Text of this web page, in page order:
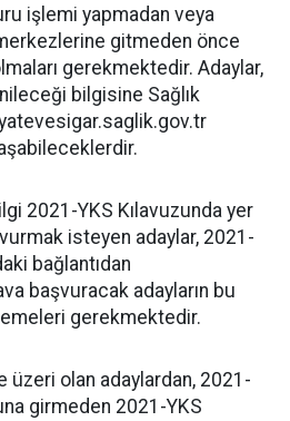
işlemi yapmadan veya
gitmeden önce
gerekmektedir. Adaylar,
bilgisine Sağlık
2021-YKS Kılavuzunda yer
isteyen adaylar, 2021-
bağlantıdan
başvuracak adayların bu
gerekmektedir.
üzeri olan adaylardan, 2021-
girmeden 2021-YKS